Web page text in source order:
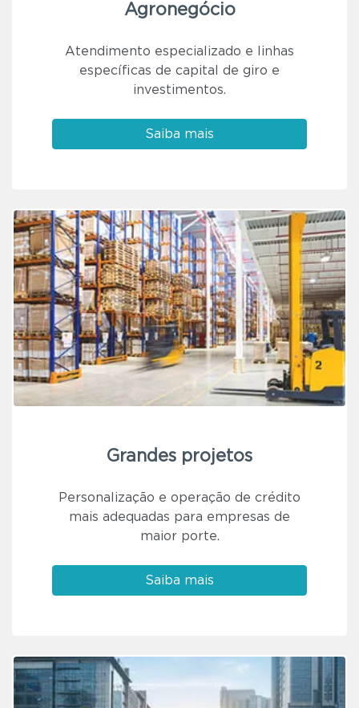
Agronegócio
Atendimento especializado e linhas
específicas de capital de giro e
investimentos.
Saiba mais
Grandes projetos
Personalização e operação de crédito
mais adequadas para empresas de
maior porte.
Saiba mais